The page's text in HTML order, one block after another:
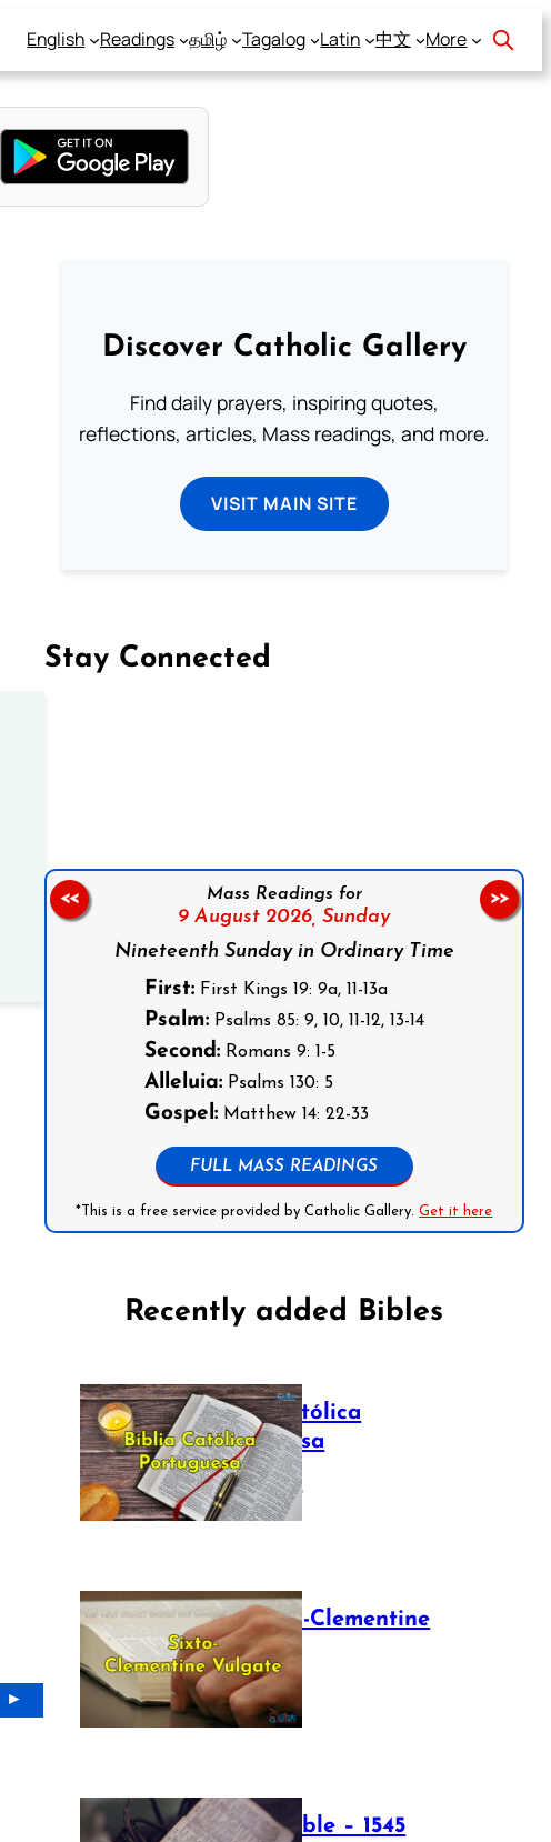
English Readings தமிழ் Tagalog Latin 中文 More
►
Discover Catholic Gallery
Find daily prayers, inspiring quotes,
reflections, articles, Mass readings, and more.
VISIT MAIN SITE
Stay Connected
Mass Readings for
9 August 2026, Sunday
Nineteenth Sunday in Ordinary Time
First:First Kings 19: 9a, 11-13a
Psalm:Psalms 85: 9, 10, 11-12, 13-14
Second:Romans 9: 1-5
Alleluia:Psalms 130: 5
Gospel:Matthew 14: 22-33
FULL MASS READINGS
*This is a free service provided by Catholic Gallery.Get it here
<< >>
Recently added Bibles
Bíblia Católica
Portuguesa
July 16, 2025
The Sixto-Clementine
Vulgate
July 12, 2025
Luther Bible – 1545